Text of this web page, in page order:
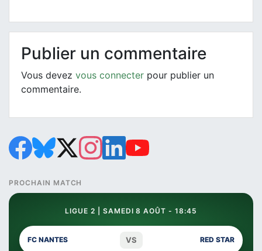
Publier un commentaire
Vous devez vous connecter pour publier un
commentaire.
PROCHAIN MATCH
LIGUE 2 | SAMEDI 8 AOÛT - 18:45
FC NANTES VS RED STAR